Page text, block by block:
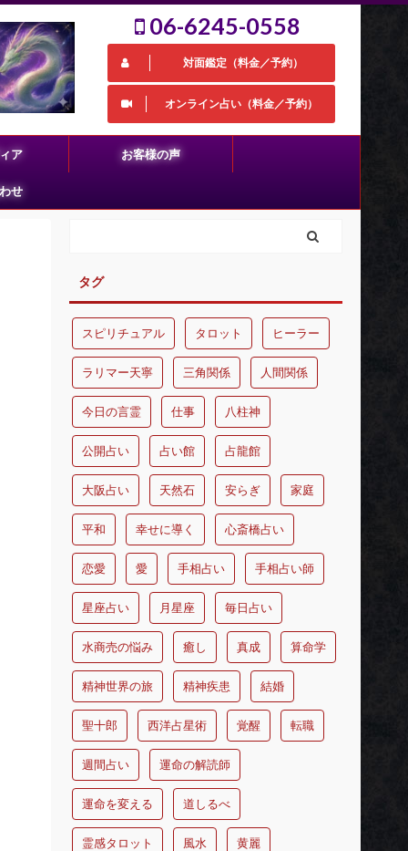
06-6245-0558
対面鑑定（料金／予約）
オンライン占い（料金／予約）
ア お客様の声
せ
タグ
スピリチュアル タロット ヒーラー
ラリマー天寧 三角関係 人間関係
今日の言霊 仕事 八柱神
公開占い 占い館 占龍館
大阪占い 天然石 安らぎ 家庭
平和 幸せに導く 心斎橋占い
恋愛 愛 手相占い 手相占い師
星座占い 月星座 毎日占い
水商売の悩み 癒し 真成 算命学
精神世界の旅 精神疾患 結婚
聖十郎 西洋占星術 覚醒 転職
週間占い 運命の解読師
運命を変える 道しるべ
霊感タロット 風水 黄麗